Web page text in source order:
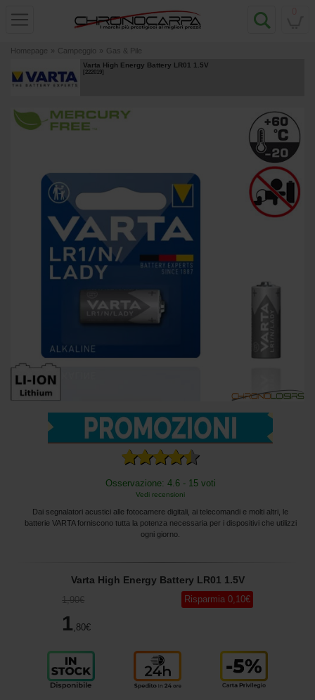
Homepage » Campeggio » Gas & Pile
Varta High Energy Battery LR01 1.5V
[222019]
Osservazione: 4.6 - 15 voti
Vedi recensioni
Dai segnalatori acustici alle fotocamere digitali, ai telecomandi e molti altri, le
batterie VARTA forniscono tutta la potenza necessaria per i dispositivi che utilizzi
ogni giorno.
Varta High Energy Battery LR01 1.5V
1,90€
1 ,80€
Risparmia 0,10€